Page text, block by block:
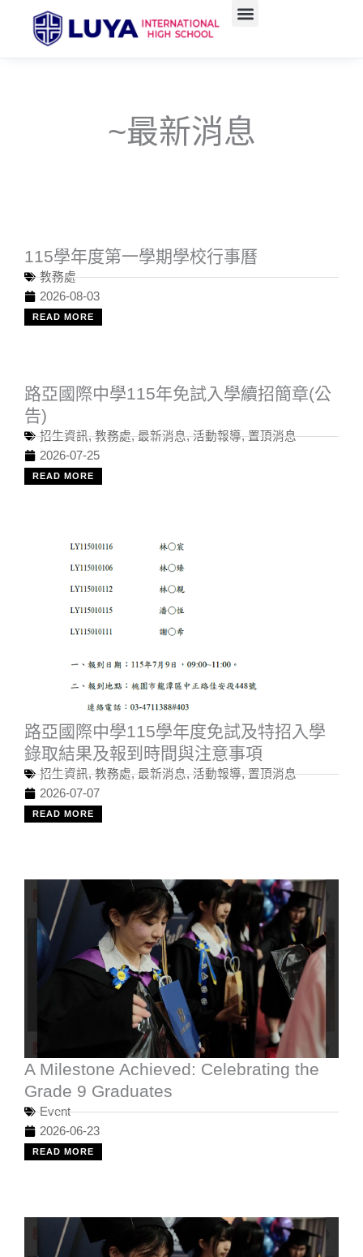
~最新消息
115學年度第一學期學校行事曆
教務處
2026-08-03
READ MORE
路亞國際中學115年免試入學續招簡章(公
告)
招生資訊,教務處,最新消息,活動報導,置頂消息
2026-07-25
READ MORE
路亞國際中學115學年度免試及特招入學
錄取結果及報到時間與注意事項
招生資訊,教務處,最新消息,活動報導,置頂消息
2026-07-07
READ MORE
A Milestone Achieved: Celebrating the
Grade 9 Graduates
Event
2026-06-23
READ MORE